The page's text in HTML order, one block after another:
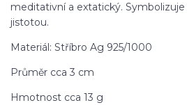
meditativní a extatický.
jistotou.
Materiál: Stříbro Ag 925/1000
Průměr cca 3 cm
Hmotnost cca 13 g